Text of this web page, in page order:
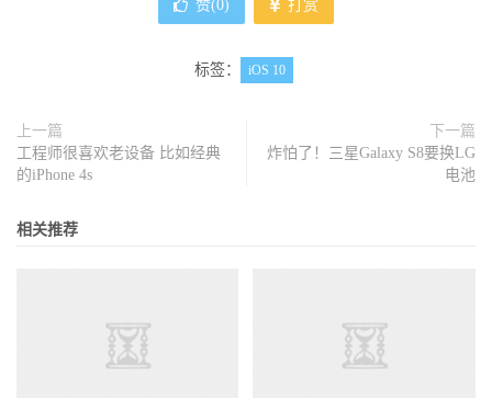
赞(0) 打赏
标签： iOS 10
上一篇
工程师很喜欢老设备 比如经典
的iPhone 4s
下一篇
炸怕了！三星Galaxy S8要换LG
电池
相关推荐